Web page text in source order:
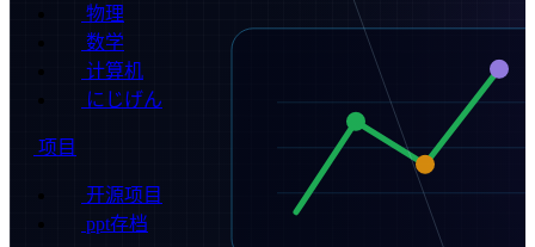
物理
数学
计算机
にじげん
项目
开源项目
ppt存档